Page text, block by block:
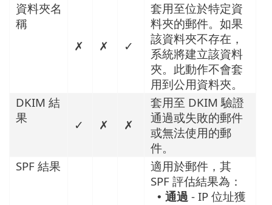
資料夾名
稱
✗
✗ ✓
套用至位於特定資
料夾的郵件。如果
該資料夾不存在，
系統將建立該資料
夾。此動作不會套
用到公用資料夾。
DKIM 結
果
✓ ✗ ✗
套用至 DKIM 驗證
通過或失敗的郵件
或無法使用的郵
件。
SPF 結果
適用於郵件，其
SPF 評估結果為：
• 通過 - IP 位址獲